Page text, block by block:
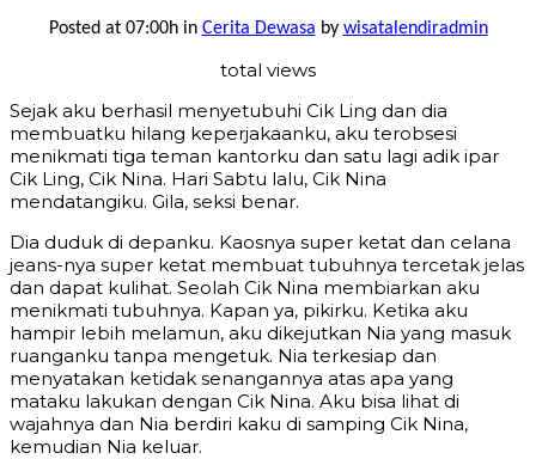
Posted at 07:00hin Cerita Dewasa by wisatalendiradmin
total views
Sejak aku berhasil menyetubuhi Cik Ling dan dia
membuatku hilang keperjakaanku, aku terobsesi
menikmati tiga teman kantorku dan satu lagi adik ipar
Cik Ling, Cik Nina. Hari Sabtu lalu, Cik Nina
mendatangiku. Gila, seksi benar.
Dia duduk di depanku. Kaosnya super ketat dan celana
jeans-nya super ketat membuat tubuhnya tercetak jelas
dan dapat kulihat. Seolah Cik Nina membiarkan aku
menikmati tubuhnya. Kapan ya, pikirku. Ketika aku
hampir lebih melamun, aku dikejutkan Nia yang masuk
ruanganku tanpa mengetuk. Nia terkesiap dan
menyatakan ketidak senangannya atas apa yang
mataku lakukan dengan Cik Nina. Aku bisa lihat di
wajahnya dan Nia berdiri kaku di samping Cik Nina,
kemudian Nia keluar.